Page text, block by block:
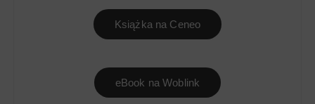
Książka na Ceneo
eBook na Woblink